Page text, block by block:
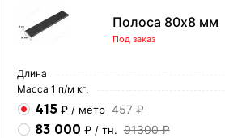
Полоса 80х8 мм
Под заказ
Длина
Масса 1 п/м кг.
415 ₽ / метр 457 ₽
83 000 ₽ / тн. 91300 ₽